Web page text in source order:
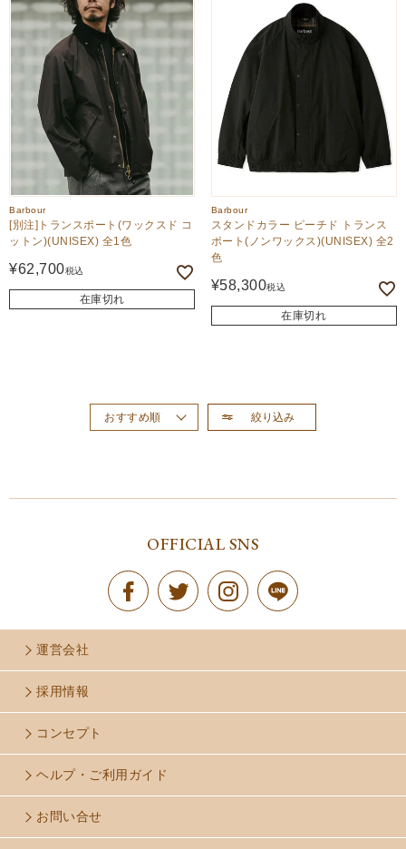
Barbour
[別注]トランスポート(ワックスド コ
ットン)(UNISEX) 全1色
¥62,700税込
在庫切れ
Barbour
スタンドカラー ピーチド トランス
ポート(ノンワックス)(UNISEX) 全2
色
¥58,300税込
在庫切れ
絞り込み
おすすめ順
OFFICIAL SNS
運営会社
採用情報
コンセプト
ヘルプ・ご利用ガイド
お問い合せ